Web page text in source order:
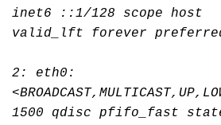
inet6 ::1/128 scope host
valid_lft forever
2: eth0:
1500 qdisc pfifo_fast state